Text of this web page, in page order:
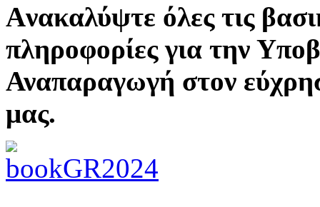
Aνακαλύψτε όλες τις
πληροφορίες για την
Αναπαραγωγή στον
μας.